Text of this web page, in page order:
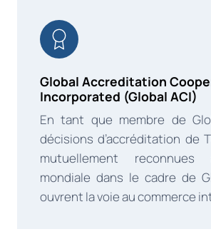
Global Accreditation
Incorporated (Global ACI)
En tant que membre de
décisions d’accréditation de
mutuellement reconnues
mondiale dans le cadre de
ouvrent la voie au commerce